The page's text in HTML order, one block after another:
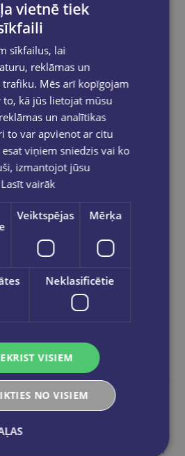
Mape BAROCCO ar atsperu ātršuveju citrusa krāsā
€2.95
grāmatu pasaulē tiem,
vietnē tiek
sīkfailus, lai
reklāmas un
Mēs arī kopīgojam
kā jūs lietojat mūsu
un analītikas
to var apvienot ar citu
viņiem sniedzis vai ko
izmantojot jūsu
Lasīt vairāk
Veiktspējas Mērķa
Neklasificētie
VISIEM
NO VISIEM